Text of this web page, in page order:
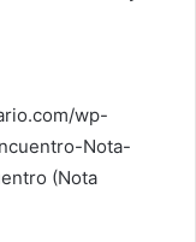
wp-
Nota-
(Nota